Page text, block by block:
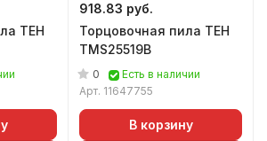
TEH
918.83 руб.
Торцовочная пила TEH
TMS25519B
0
Есть в наличии
Арт. 11647755
В корзину